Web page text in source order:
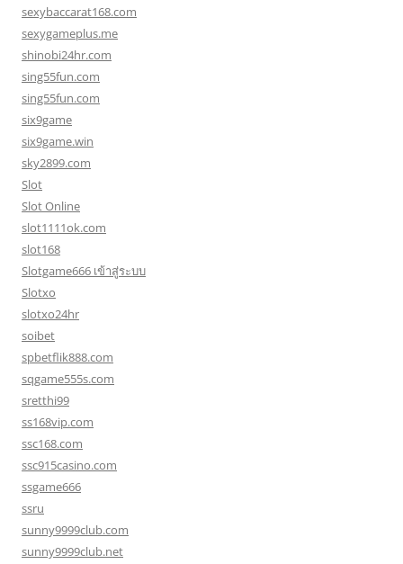
sexybaccarat168.com
sexygameplus.me
shinobi24hr.com
sing55fun.com
sing55fun.com
six9game
six9game.win
sky2899.com
Slot
Slot Online
slot1111ok.com
slot168
Slotgame666 เข้าสู่ระบบ
Slotxo
slotxo24hr
soibet
spbetflik888.com
sqgame555s.com
sretthi99
ss168vip.com
ssc168.com
ssc915casino.com
ssgame666
ssru
sunny9999club.com
sunny9999club.net